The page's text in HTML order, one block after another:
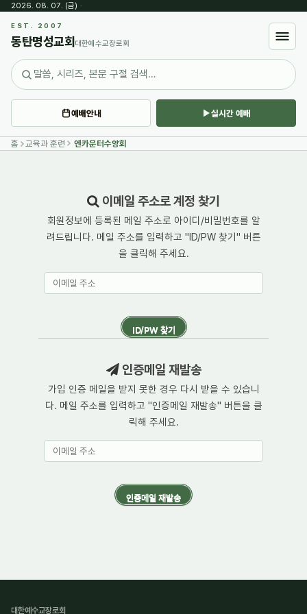
2026. 08. 07. (금) ·
EST. 2007
동탄명성교회 대한예수교장로회
예배안내 실시간 예배
홈 교육과 훈련 엔카운터수양회
이메일 주소로 계정 찾기
회원정보에 등록된 메일 주소로 아이디/비밀번호를 알
려드립니다. 메일 주소를 입력하고 "ID/PW 찾기" 버튼
을 클릭해 주세요.
인증메일 재발송
가입 인증 메일을 받지 못한 경우 다시 받을 수 있습니
다. 메일 주소를 입력하고 "인증메일 재발송" 버튼을 클
릭해 주세요.
대한예수교장로회